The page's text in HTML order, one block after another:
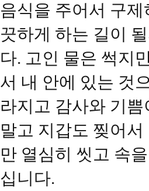
음식을 주어서 구
끗하게 하는 길이
다. 고인 물은 썩지
서 내 안에 있는 것
라지고 감사와 기
말고 지갑도 찢어
만 열심히 씻고 속
십니다.